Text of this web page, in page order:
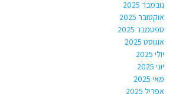
נובמבר 2025
אוקטובר 2025
ספטמבר 2025
אוגוסט 2025
יולי 2025
יוני 2025
מאי 2025
אפריל 2025